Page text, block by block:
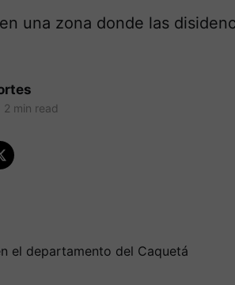
una zona donde las
2 min read